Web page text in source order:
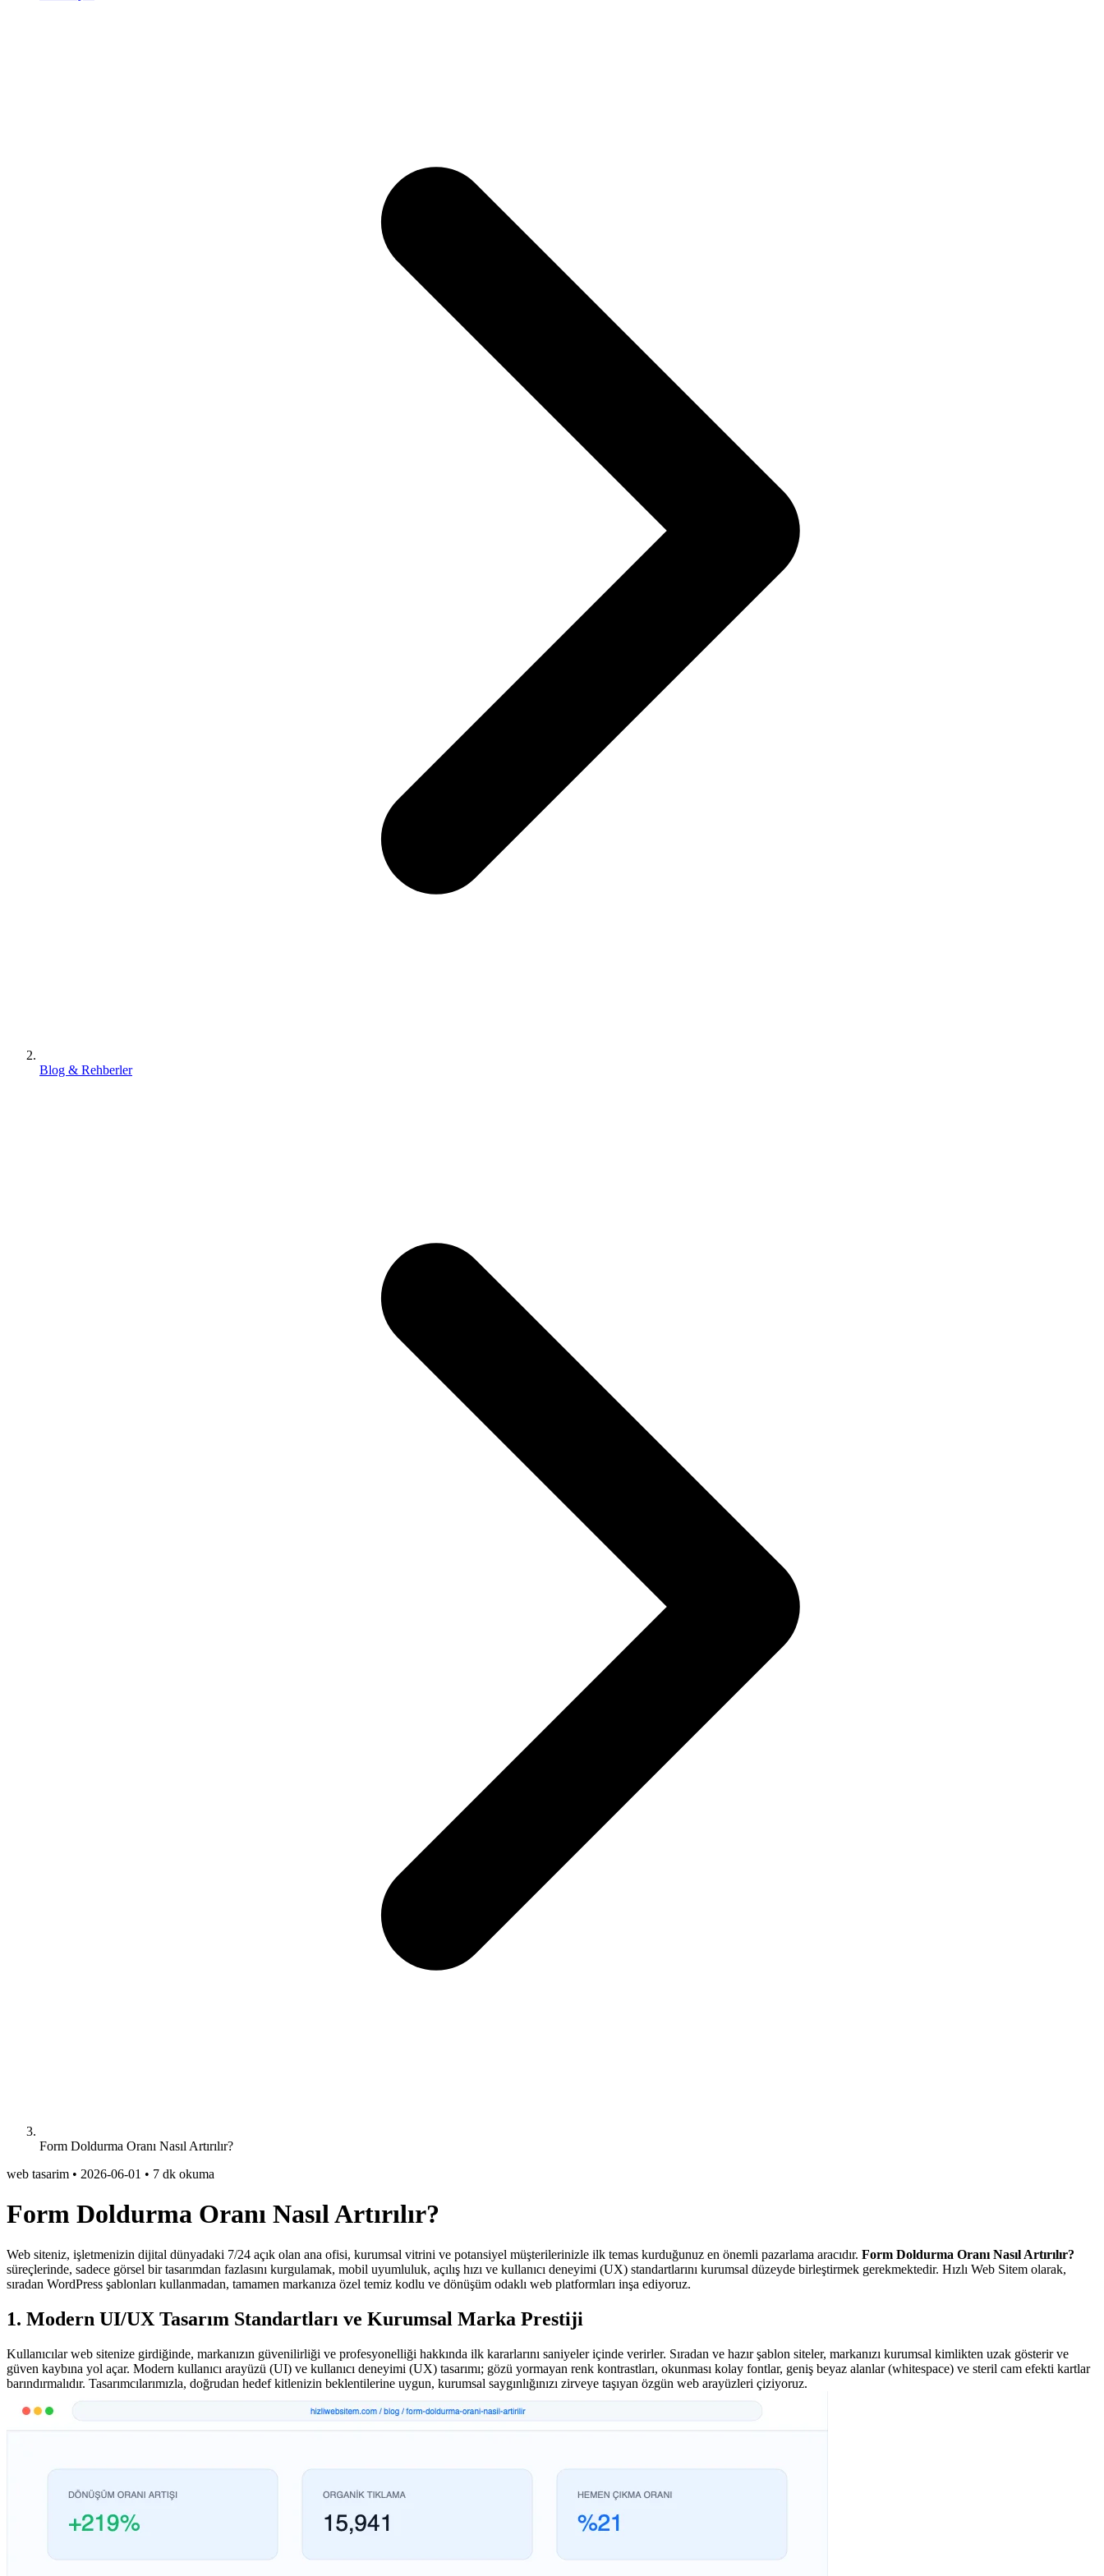
Blog & Rehberler
Form Doldurma Oranı Nasıl Artırılır?
web tasarim • 2026-06-01 • 7 dk okuma
Form Doldurma Oranı Nasıl Artırılır?
Web siteniz, işletmenizin dijital dünyadaki 7/24 açık olan ana ofisi, kurumsal vitrini ve potansiyel müşterilerinizle ilk temas kurduğunuz en önemli pazarlama aracıdır. Form Doldurma Oranı Nasıl Artırılır?
süreçlerinde, sadece görsel bir tasarımdan fazlasını kurgulamak, mobil uyumluluk, açılış hızı ve kullanıcı deneyimi (UX) standartlarını kurumsal düzeyde birleştirmek gerekmektedir. Hızlı Web Sitem olarak,
sıradan WordPress şablonları kullanmadan, tamamen markanıza özel temiz kodlu ve dönüşüm odaklı web platformları inşa ediyoruz.
1. Modern UI/UX Tasarım Standartları ve Kurumsal Marka Prestiji
Kullanıcılar web sitenize girdiğinde, markanızın güvenilirliği ve profesyonelliği hakkında ilk kararlarını saniyeler içinde verirler. Sıradan ve hazır şablon siteler, markanızı kurumsal kimlikten uzak gösterir ve
güven kaybına yol açar. Modern kullanıcı arayüzü (UI) ve kullanıcı deneyimi (UX) tasarımı; gözü yormayan renk kontrastları, okunması kolay fontlar, geniş beyaz alanlar (whitespace) ve steril cam efekti kartlar
barındırmalıdır. Tasarımcılarımızla, doğrudan hedef kitlenizin beklentilerine uygun, kurumsal saygınlığınızı zirveye taşıyan özgün web arayüzleri çiziyoruz.